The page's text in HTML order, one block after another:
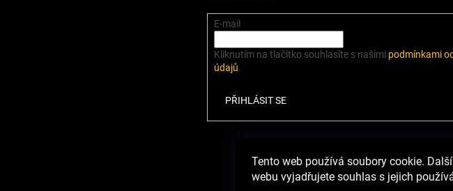
Tento web používá soubory cookie.
webu vyjadřujete souhlas s jejich
E-mail
Kliknutím na tlačítko souhlasíte s našimi podmínkami
údajů.
PŘIHLÁSIT SE
Zboží.cz Heureka.cz Podmínky